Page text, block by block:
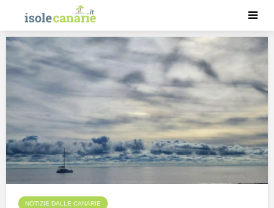
NOTIZIE DALLE CANARIE